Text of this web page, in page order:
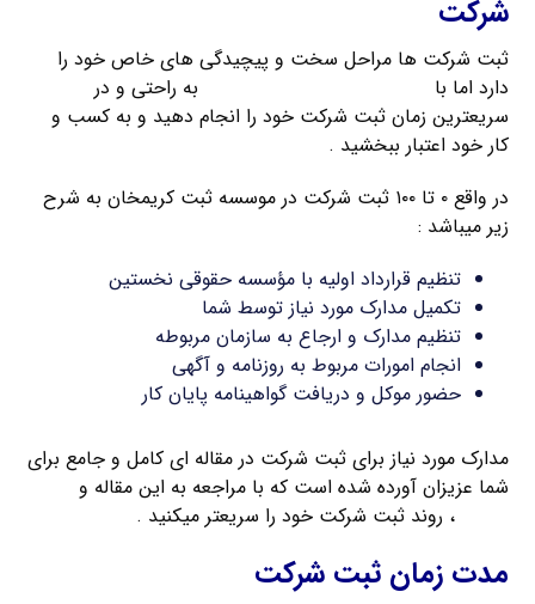
شرکت
ثبت شرکت ها مراحل سخت و پیچیدگی های خاص خود را
دارد اما با
به راحتی و در
سریعترین زمان ثبت شرکت خود را انجام دهید و به کسب و
کار خود اعتبار ببخشید .
در واقع ۰ تا ۱۰۰ ثبت شرکت در موسسه ثبت کریمخان به شرح
زیر میباشد :
تنظیم قرارداد اولیه با مؤسسه حقوقی نخستین
تکمیل مدارک مورد نیاز توسط شما
تنظیم مدارک و ارجاع به سازمان مربوطه
انجام امورات مربوط به روزنامه و آگهی
حضور موکل و دریافت گواهینامه پایان کار
مدارک مورد نیاز برای ثبت شرکت در مقاله ای کامل و جامع برای
شما عزیزان آورده شده است که با مراجعه به این مقاله و
، روند ثبت شرکت خود را سریعتر میکنید .
مدت زمان ثبت شرکت